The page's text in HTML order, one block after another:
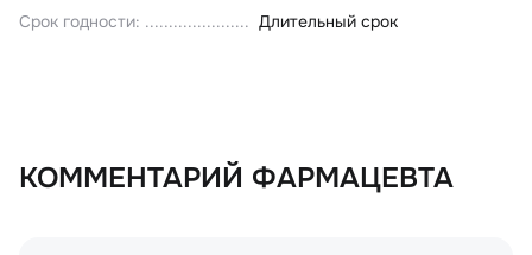
Срок годности: Длительный срок
КОММЕНТАРИЙ ФАРМАЦЕВТА